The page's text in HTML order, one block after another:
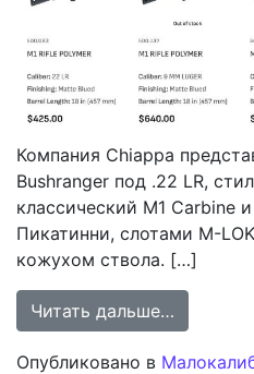
Компания Chiappa
Bushranger под .22 LR,
классический M1 Carbine
Пикатинни, слотами M-
кожухом ствола. […]
Читать дальше…
Опубликовано в